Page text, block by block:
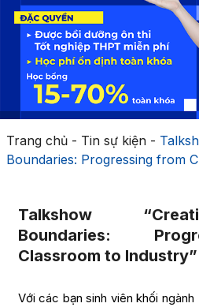
Trang chủ- Tin sự kiện-
Boundaries: Progressing from
Talkshow
Boundaries:
Classroom to Industry”
Với các bạn sinh viên khối